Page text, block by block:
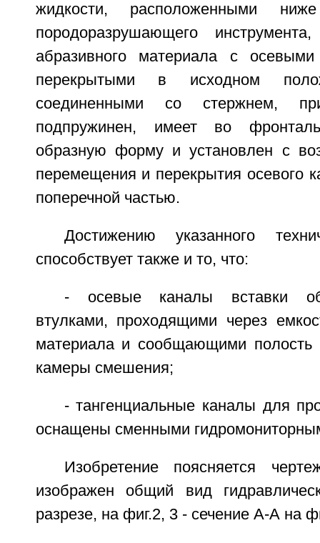
жидкости, расположенными
породоразрушающего
абразивного материала с
перекрытыми в исходном
соединенными со стержнем,
подпружинен, имеет во
образную форму и установлен с
перемещения и перекрытия осевого
поперечной частью.
Достижению указанного
способствует также и то, что:
- осевые каналы вставки
втулками, проходящими через
материала и сообщающими полость
камеры смешения;
- тангенциальные каналы для
оснащены сменными
Изобретение поясняется
изображен общий вид
разрезе, на фиг.2, 3 - сечение А-А на